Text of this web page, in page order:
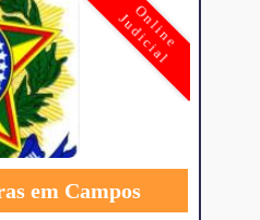
Online
Judicial
em Campos